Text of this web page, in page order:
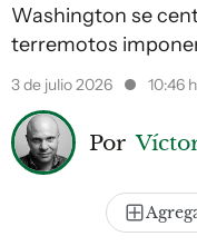
Washington se
terremotos
3 de julio 2026 10:46
Por